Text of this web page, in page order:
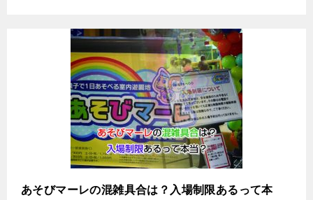
あそびマーレの混雑具合は？入場制限あるって本